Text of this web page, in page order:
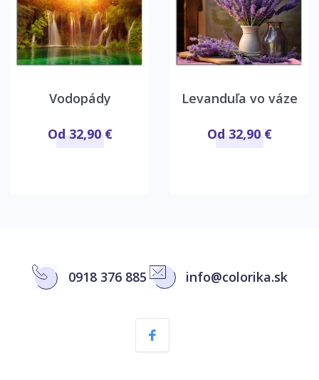
Vodopády
Od 32,90 €
Levanduľa vo váze
Od 32,90 €
0918 376 885 info@colorika.sk